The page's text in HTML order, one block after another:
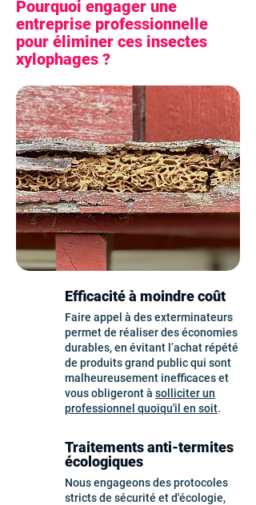
Pourquoi engager une
entreprise professionnelle
pour éliminer ces insectes
xylophages ?
Efficacité à moindre coût
Faire appel à des exterminateurs
permet de réaliser des économies
durables, en évitant l’achat répété
de produits grand public qui sont
malheureusement inefficaces et
vous obligeront à solliciter un
professionnel quoiqu'il en soit.
Traitements anti-termites
écologiques
Nous engageons des protocoles
stricts de sécurité et d'écologie,